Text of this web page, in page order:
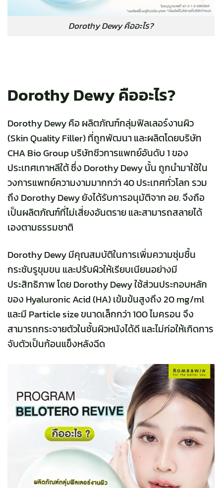
Dorothy Dewy คืออะไร?
Dorothy Dewy คืออะไร?
Dorothy Dewy คือ ผลิตภัณฑ์กลุ่มฟิลเลอร์งานผิว
(Skin Quality Filler) ที่ถูกพัฒนา และผลิตโดยบริษัท
CHA Bio Group บริษัทชีวการแพทย์อันดับ 1 ของ
ประเทศเกาหลีใต้ ซึ่ง Dorothy Dewy นั้น ถูกนำมาใช้ใน
วงการแพทย์ความงามมากกว่า 40 ประเทศทั่วโลก รวม
ถึง Dorothy Dewy ยังได้รับการอนุมัติจาก อย. จึงถือ
เป็นผลิตภัณฑ์ที่ไม่เสี่ยงอันตราย และสามารถสลายได้
เองตามธรรมชาติ
Dorothy Dewy มีคุณสมบัติในการเพิ่มความชุ่มชื้น
กระชับรูขุมขน และปรับผิวให้เรียบเนียนอย่างมี
ประสิทธิภาพ โดย Dorothy Dewy ใช้ส่วนประกอบหลัก
ของ Hyaluronic Acid (HA) เข้มข้นสูงถึง 20 mg/ml
และมี Particle size ขนาดเล็กกว่า 100 ไมครอน จึง
สามารถกระจายตัวในชั้นผิวหนังได้ดี และไม่ก่อให้เกิดการ
จับตัวเป็นก้อนแข็งหลังฉีด